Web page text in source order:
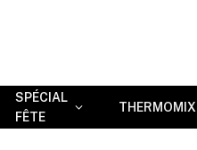
SPÉCIAL
FÊTE
THERMOMIX